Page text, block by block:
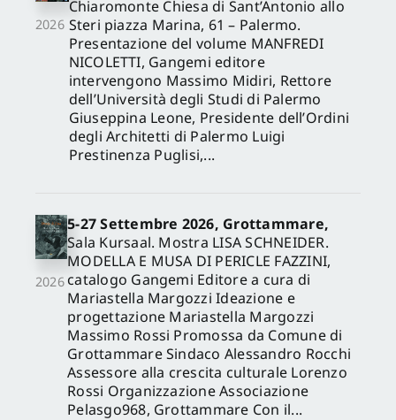
2026
Chiaromonte Chiesa di Sant’Antonio allo
Steri piazza Marina, 61 – Palermo.
Presentazione del volume MANFREDI
NICOLETTI, Gangemi editore
intervengono Massimo Midiri, Rettore
dell’Università degli Studi di Palermo
Giuseppina Leone, Presidente dell’Ordini
degli Architetti di Palermo Luigi
Prestinenza Puglisi,...
2026
5-27 Settembre 2026, Grottammare,
Sala Kursaal. Mostra LISA SCHNEIDER.
MODELLA E MUSA DI PERICLE FAZZINI,
catalogo Gangemi Editore a cura di
Mariastella Margozzi Ideazione e
progettazione Mariastella Margozzi
Massimo Rossi Promossa da Comune di
Grottammare Sindaco Alessandro Rocchi
Assessore alla crescita culturale Lorenzo
Rossi Organizzazione Associazione
Pelasgo968, Grottammare Con il...